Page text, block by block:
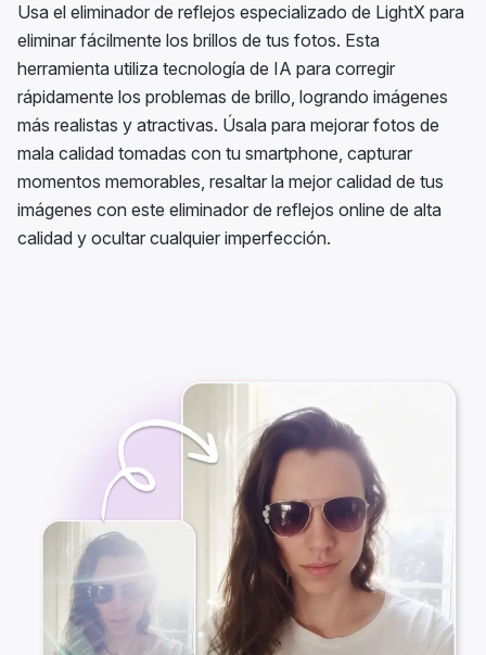
Usa el eliminador de reflejos especializado de LightX para
eliminar fácilmente los brillos de tus fotos. Esta
herramienta utiliza tecnología de IA para corregir
rápidamente los problemas de brillo, logrando imágenes
más realistas y atractivas. Úsala para mejorar fotos de
mala calidad tomadas con tu smartphone, capturar
momentos memorables, resaltar la mejor calidad de tus
imágenes con este eliminador de reflejos online de alta
calidad y ocultar cualquier imperfección.